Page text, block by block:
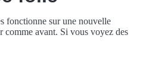
fonctionne sur une nouvelle
avant. Si vous voyez des